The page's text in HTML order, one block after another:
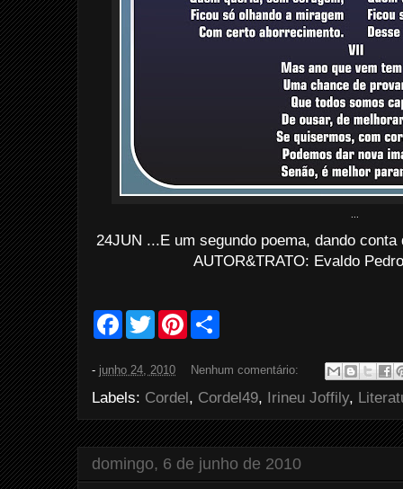
24JUN ...E um segundo poema, dando
AUTOR&TRATO: Evaldo
F
b
o
o
k
T
w
t
r
P
e
r
e
s
t
e
- junho 24, 2010 Nenhum comentário:
Labels: Cordel , Cordel49, Irineu Joffily,
domingo, 6 de junho de 2010